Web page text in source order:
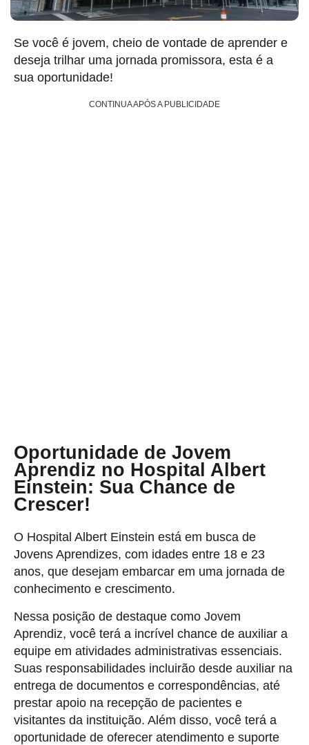
Se você é jovem, cheio de vontade de aprender e
deseja trilhar uma jornada promissora, esta é a
sua oportunidade!
CONTINUA APÓS A PUBLICIDADE
Oportunidade de Jovem
Aprendiz no Hospital Albert
Einstein: Sua Chance de
Crescer!
O Hospital Albert Einstein está em busca de
Jovens Aprendizes, com idades entre 18 e 23
anos, que desejam embarcar em uma jornada de
conhecimento e crescimento.
Nessa posição de destaque como Jovem
Aprendiz, você terá a incrível chance de auxiliar a
equipe em atividades administrativas essenciais.
Suas responsabilidades incluirão desde auxiliar na
entrega de documentos e correspondências, até
prestar apoio na recepção de pacientes e
visitantes da instituição. Além disso, você terá a
oportunidade de oferecer atendimento e suporte